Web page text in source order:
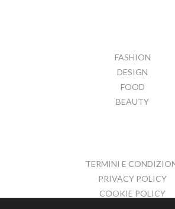
FASHION
DESIGN
FOOD
BEAUTY
TERMINI E
PRIVACY POLICY
COOKIE POLICY